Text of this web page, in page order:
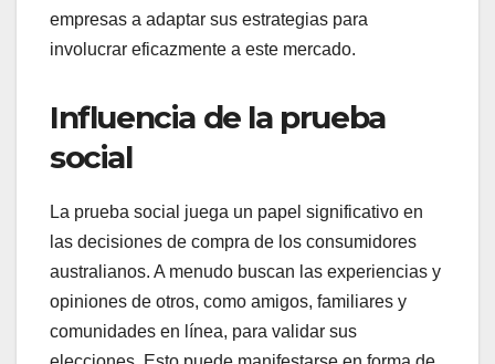
empresas a adaptar sus estrategias para
involucrar eficazmente a este mercado.
Influencia de la prueba
social
La prueba social juega un papel significativo en
las decisiones de compra de los consumidores
australianos. A menudo buscan las experiencias y
opiniones de otros, como amigos, familiares y
comunidades en línea, para validar sus